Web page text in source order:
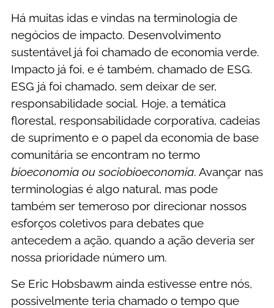
Há muitas idas e vindas na terminologia de
negócios de impacto. Desenvolvimento
sustentável já foi chamado de economia verde.
Impacto já foi, e é também, chamado de ESG.
ESG já foi chamado, sem deixar de ser,
responsabilidade social. Hoje, a temática
florestal, responsabilidade corporativa, cadeias
de suprimento e o papel da economia de base
comunitária se encontram no termo
bioeconomia ou sociobioeconomia. Avançar nas
terminologias é algo natural, mas pode
também ser temeroso por direcionar nossos
esforços coletivos para debates que
antecedem a ação, quando a ação deveria ser
nossa prioridade número um.
Se Eric Hobsbawm ainda estivesse entre nós,
possivelmente teria chamado o tempo que